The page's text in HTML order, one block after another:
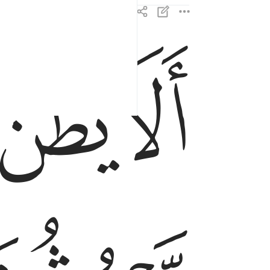
الا يظن اولايك انهم مبعوثون ٤
أَلَا يَظُنُّ أُو۟لَـٰٓئِكَ أَنَّهُم مَّبْعُوثُونَ ٤
ﲵ